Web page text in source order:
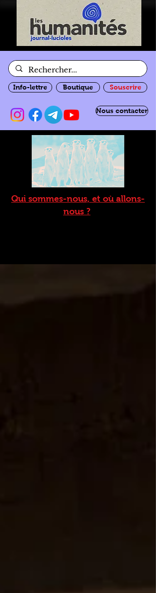
Info-lettre Boutique Souscrire
Nous contacter
Qui sommes-nous, et où allons-
nous ?